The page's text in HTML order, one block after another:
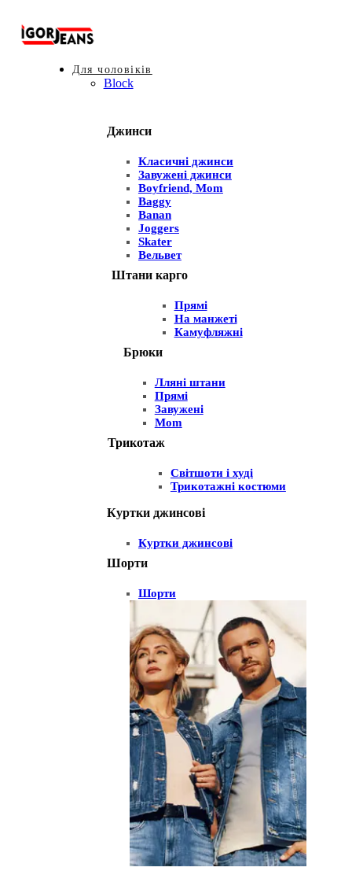
Для чоловіків
Block
Джинси
Класичні джинси
Завужені джинси
Boyfriend, Mom
Baggy
Banan
Joggers
Skater
Вельвет
Штани карго
Прямі
На манжеті
Камуфляжні
Брюки
Лляні штани
Прямі
Завужені
Mom
Трикотаж
Світшоти і худі
Трикотажні костюми
Куртки джинсові
Куртки джинсові
Шорти
Шорти